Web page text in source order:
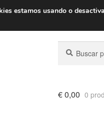
de 9 a. m. a 4 p. m.
por:
€0,00 0
estamos usando o